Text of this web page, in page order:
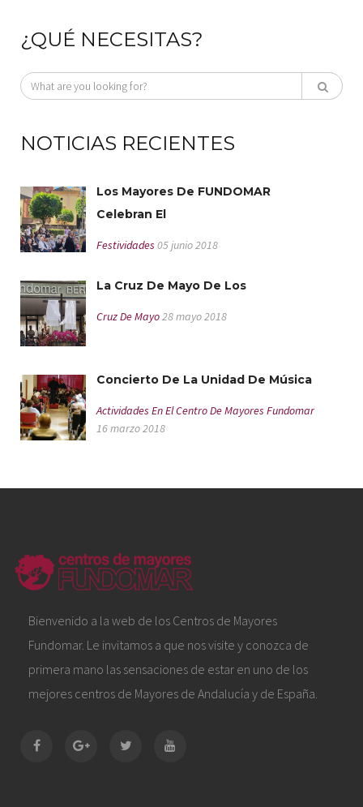
¿QUÉ NECESITAS?
NOTICIAS RECIENTES
Los Mayores De FUNDOMAR
Celebran El
Festividades 05 junio 2018
La Cruz De Mayo De Los
Cruz De Mayo28 mayo 2018
Concierto De La Unidad De Música
Actividades En El Centro De Mayores Fundomar
16 marzo 2018
Bienvenido a la web de los Centros de Mayores
Fundomar. Le invitamos a que nos visite y conozca de
primera mano las sensaciones de estar en uno de los
mejores centros de Mayores de Andalucía y de España.